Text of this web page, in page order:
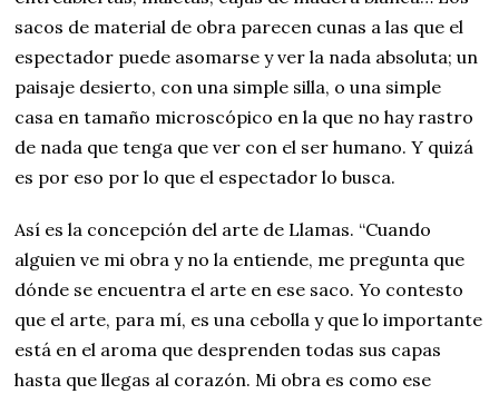
sacos de material de obra parecen cunas a las que el
espectador puede asomarse y ver la nada absoluta; un
paisaje desierto, con una simple silla, o una simple
casa en tamaño microscópico en la que no hay rastro
de nada que tenga que ver con el ser humano. Y quizá
es por eso por lo que el espectador lo busca.
Así es la concepción del arte de Llamas. “Cuando
alguien ve mi obra y no la entiende, me pregunta que
dónde se encuentra el arte en ese saco. Yo contesto
que el arte, para mí, es una cebolla y que lo importante
está en el aroma que desprenden todas sus capas
hasta que llegas al corazón. Mi obra es como ese